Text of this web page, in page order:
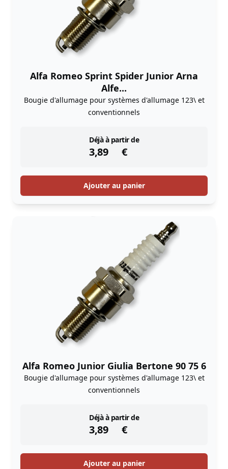
Alfa Romeo Sprint Spider Junior Arna
Alfe...
Bougie d'allumage pour systèmes d'allumage 123\ et
conventionnels
Déjà à partir de
3,89 €
instock
Ajouter au panier
Alfa Romeo Junior Giulia Bertone 90 75 6
Bougie d'allumage pour systèmes d'allumage 123\ et
conventionnels
Déjà à partir de
3,89 €
instock
Ajouter au panier